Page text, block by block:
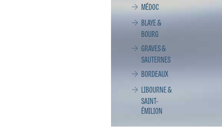
MÉDOC
BLAYE &
BOURG
GRAVES &
SAUTERNES
BORDEAUX
LIBOURNE &
SAINT-
ÉMILION